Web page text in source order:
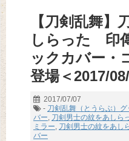
【刀剣乱舞】
しらった 印
ックカバー・
登場＜2017/
2017/07/07
- 刀剣乱舞（とうらぶ）グ
バー, 刀剣男士の紋をあしら
ミラー, 刀剣男士の紋をあし
バー